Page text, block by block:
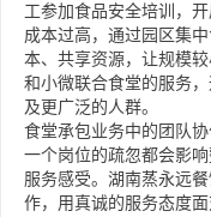
工参加食品安全培训，
成本过高，通过园区集
本、共享资源，让规模
和小微联合食堂的服务
及更广泛的人群。
食堂承包业务中的团队
一个岗位的疏忽都会影
服务感受。湖南蒸永远
作，用真诚的服务态度